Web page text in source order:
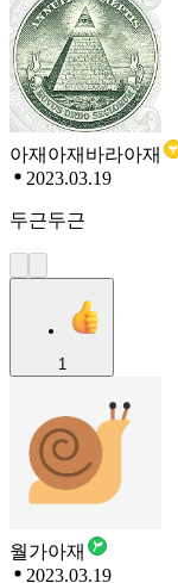
아재아재바라아재
2023.03.19
두근두근
1
월가아재
2023.03.19